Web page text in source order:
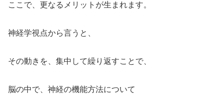
ここで、更なるメリットが生まれます。
神経学視点から言うと、
その動きを、集中して繰り返すことで、
脳の中で、神経の機能方法について